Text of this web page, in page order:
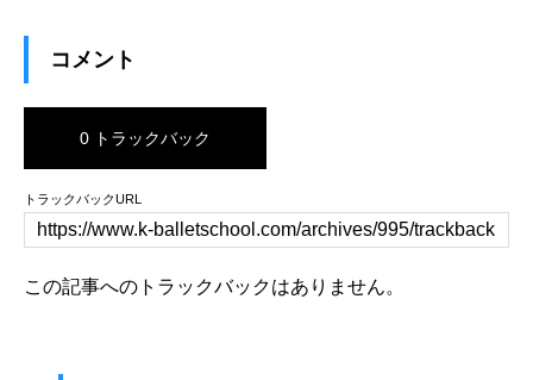
コメント
0 トラックバック
トラックバックURL
この記事へのトラックバックはありません。